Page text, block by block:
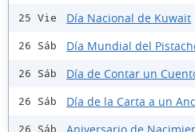
25 Vie Día Nacional de Kuwait
26 Sáb Día Mundial del
26 Sáb Día de Contar un
26 Sáb Día de la Carta a un
26 Sáb